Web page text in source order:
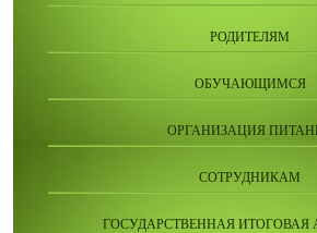
РОДИТЕЛЯМ
ОБУЧАЮЩИМСЯ
ОРГАНИЗАЦИЯ
СОТРУДНИКАМ
ГОСУДАРСТВЕННАЯ ИТОГОВАЯ